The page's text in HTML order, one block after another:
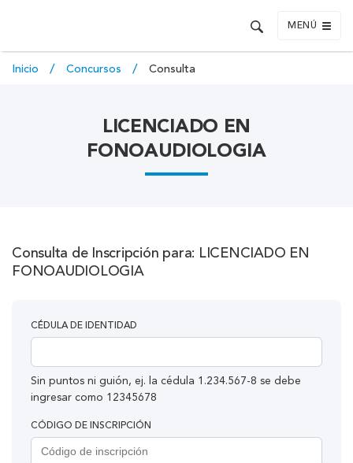
MENÚ
Inicio Concursos Consulta
LICENCIADO EN
FONOAUDIOLOGIA
Consulta de Inscripción para: LICENCIADO EN
FONOAUDIOLOGIA
CÉDULA DE IDENTIDAD
Sin puntos ni guión, ej. la cédula 1.234.567-8 se debe
ingresar como 12345678
CÓDIGO DE INSCRIPCIÓN